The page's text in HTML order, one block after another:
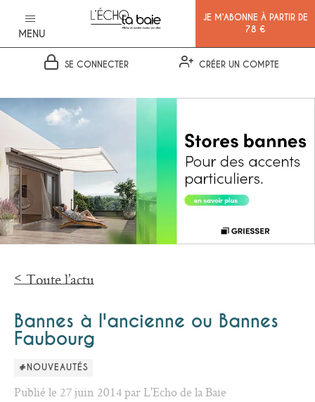
MENU
JE M’ABONNE À PARTIR DE
78 €
SE CONNECTER CRÉER UN COMPTE
Toute l’actu
Bannes à l'ancienne ou Bannes
Faubourg
#NOUVEAUTÉS
Publié le 27 juin 2014 par L'Echo de la Baie